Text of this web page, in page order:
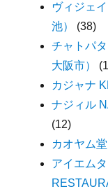
ヴィジェ
池）
(38)
チャトパ
大阪市）
カジャナ
ナジィル
(12)
カオヤム
アイエム